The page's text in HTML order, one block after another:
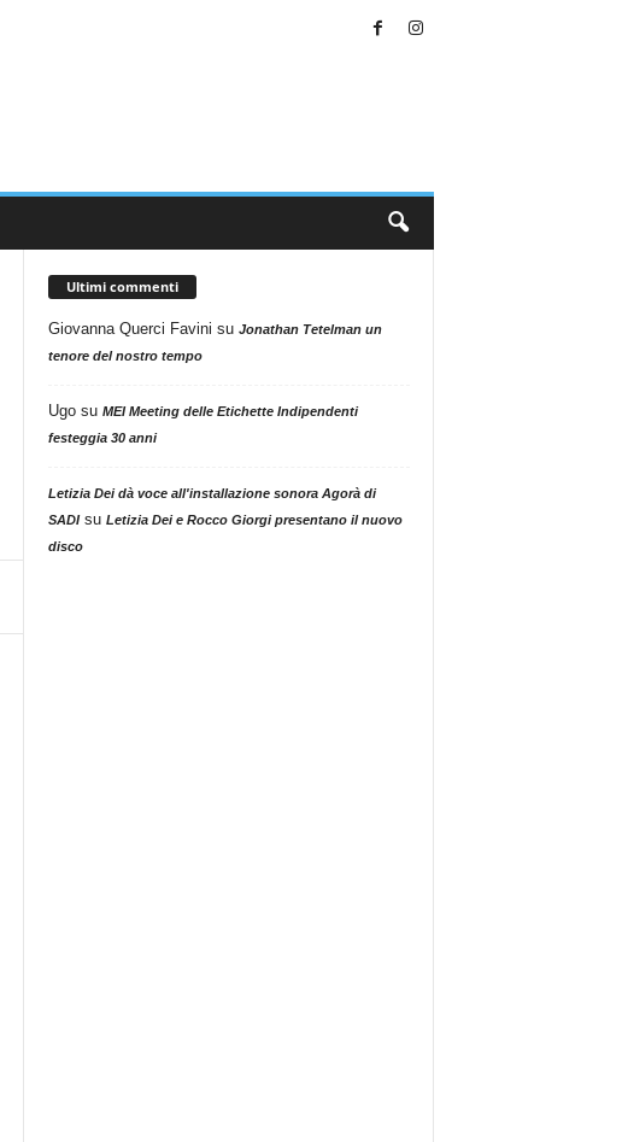
Ultimi commenti
Giovanna Querci Favini su Jonathan Tetelman un
tenore del nostro tempo
Ugosu MEI Meeting delle Etichette Indipendenti
festeggia 30 anni
Letizia Dei dà voce all'installazione sonora Agorà di
SADIsu Letizia Dei e Rocco Giorgi presentano il nuovo
disco